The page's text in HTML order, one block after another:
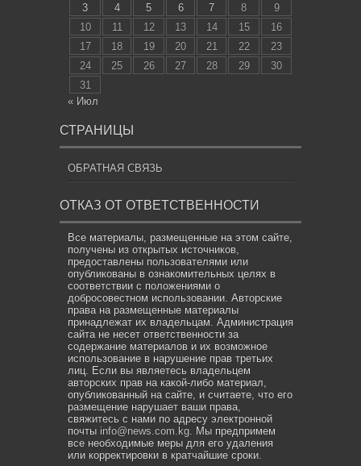
3
4 5 6 7 8
9
10
11 12 13 14 15
16
17
18 19 20 21 22
23
24
25 26 27 28 29
30
31
« Июл
СТРАНИЦЫ
ОБРАТНАЯ СВЯЗЬ
ОТКАЗ ОТ ОТВЕТСТВЕННОСТИ
Все материалы, размещенные на этом сайте,
получены из открытых источников,
предоставлены пользователями или
опубликованы в ознакомительных целях в
соответствии с положениями о
добросовестном использовании. Авторские
права на размещенные материалы
принадлежат их владельцам. Администрация
сайта не несет ответственности за
содержание материалов и их возможное
использование в нарушение прав третьих
лиц. Если вы являетесь владельцем
авторских прав на какой-либо материал,
опубликованный на сайте, и считаете, что его
размещение нарушает ваши права,
свяжитесь с нами по адресу электронной
почты info@news.com.kg . Мы предпримем
все необходимые меры для его удаления
или корректировки в кратчайшие сроки.